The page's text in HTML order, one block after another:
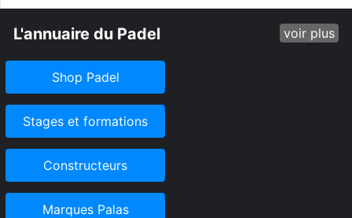
L'annuaire du Padel voir plus
Shop Padel
Stages et formations
Constructeurs
Marques Palas